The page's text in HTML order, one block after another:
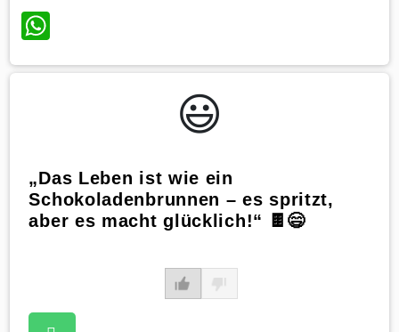
WhatsApp
😃️
„Das Leben ist wie ein
Schokoladenbrunnen – es spritzt,
aber es macht glücklich!“ 🍫😄